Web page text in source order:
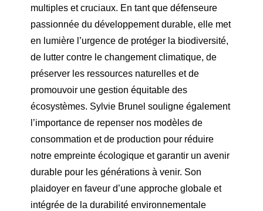
multiples et cruciaux. En tant que défenseure
passionnée du développement durable, elle met
en lumière l’urgence de protéger la biodiversité,
de lutter contre le changement climatique, de
préserver les ressources naturelles et de
promouvoir une gestion équitable des
écosystèmes. Sylvie Brunel souligne également
l’importance de repenser nos modèles de
consommation et de production pour réduire
notre empreinte écologique et garantir un avenir
durable pour les générations à venir. Son
plaidoyer en faveur d’une approche globale et
intégrée de la durabilité environnementale